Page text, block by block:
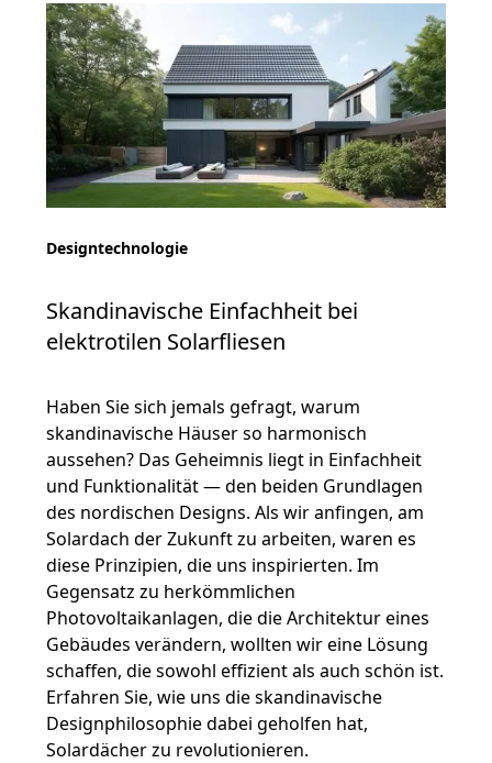
Designtechnologie
Skandinavische Einfachheit bei
elektrotilen Solarfliesen
Haben Sie sich jemals gefragt, warum
skandinavische Häuser so harmonisch
aussehen? Das Geheimnis liegt in Einfachheit
und Funktionalität — den beiden Grundlagen
des nordischen Designs. Als wir anfingen, am
Solardach der Zukunft zu arbeiten, waren es
diese Prinzipien, die uns inspirierten. Im
Gegensatz zu herkömmlichen
Photovoltaikanlagen, die die Architektur eines
Gebäudes verändern, wollten wir eine Lösung
schaffen, die sowohl effizient als auch schön ist.
Erfahren Sie, wie uns die skandinavische
Designphilosophie dabei geholfen hat,
Solardächer zu revolutionieren.